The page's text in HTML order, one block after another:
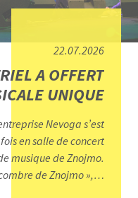
22.07.2026
A OFFERT
UNIQUE
Nevoga s’est
en salle de concert
musique de Znojmo.
de Znojmo », le